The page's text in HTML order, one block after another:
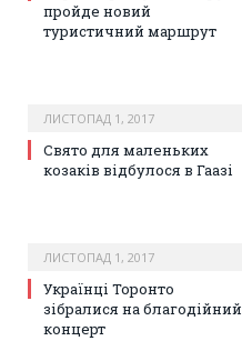
пройде новий
туристичний маршрут
ЛИСТОПАД 1, 2017
Свято для маленьких
козаків відбулося в Гаазі
ЛИСТОПАД 1, 2017
Українці Торонто
зібралися на благодійний
концерт